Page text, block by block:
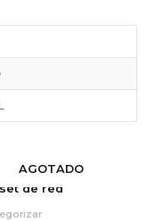
AGOTADO